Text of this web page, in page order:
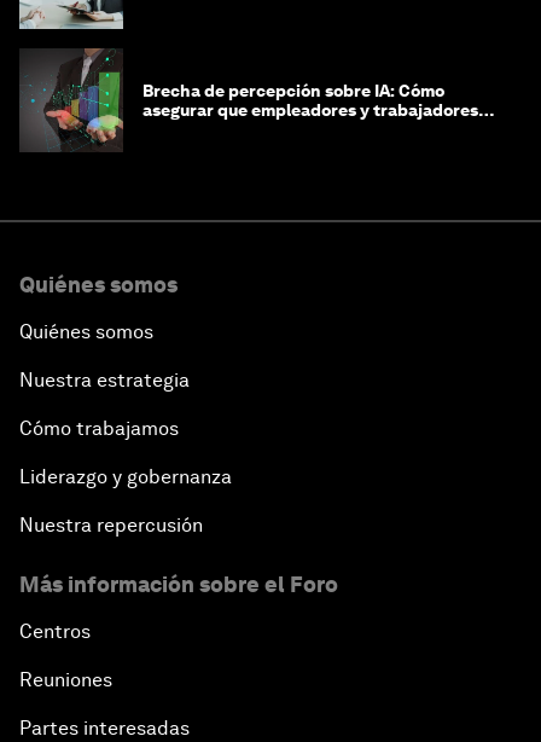
Brecha de percepción sobre IA: Cómo
asegurar que empleadores y trabajadores
Quiénes somos
Quiénes somos
Nuestra estrategia
Cómo trabajamos
Liderazgo y gobernanza
Nuestra repercusión
Más información sobre el Foro
Centros
Reuniones
Partes interesadas